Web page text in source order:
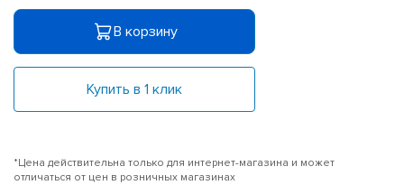
В корзину
Купить в 1 клик
*Цена действительна только для интернет-магазина и может
отличаться от цен в розничных магазинах